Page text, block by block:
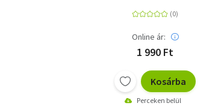
Online ár:
1 990 Ft
Kosárba
Perceken belül